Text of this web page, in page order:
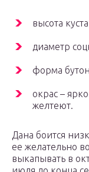
высота
диаметр
форма
окрас –
желтеют.
Дана боится
ее желательно
выкапывать в